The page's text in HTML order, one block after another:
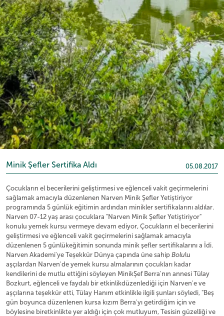
Minik Şefler Sertifika Aldı 05.08.2017
Çocukların el becerilerini geliştirmesi ve eğlenceli vakit geçirmelerini
sağlamak amacıyla düzenlenen Narven Minik Şefler Yetiştiriyor
programında 5 günlük eğitimin ardından minikler sertifikalarını aldılar.
Narven 07-12 yaş arası çocuklara "Narven Minik Şefler Yetiştiriyor"
konulu yemek kursu vermeye devam ediyor, Çocukların el becerilerini
geliştirmesi ve eğlenceli vakit geçirmelerini sağlamak amacıyla
düzenlenen 5 günlükeğitimin sonunda minik şefler sertifikalarını a İdi.
Narven Akademi'ye Teşekkür Dünya çapında üne sahip Bolulu
aşçılardan Narven'de yemek kursu almalarının çocukları kadar
kendilerini de mutlu ettiğini söyleyen MinikŞef Berra'nın annesi Tülay
Bozkurt, eğlenceli ve faydalı bir etkinlikdüzenlediği için Narven'e ve
aşçılarına teşekkür etti, Tülay Hanım etkinlikle ilgili şunları söyledi, "Beş
gün boyunca düzenlenen kursa kızım Berra'yı getirdiğim için ve
böylesine biretkinlikte yer aldığı için çok mutluyum, Tesisin güzelliği ve